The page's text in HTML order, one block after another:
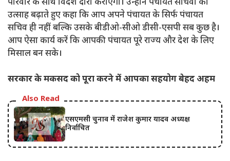
परिवार के साथ विदेश दौरा कराएगी। उन्होंने पंचायत सचिवों का
उत्साह बढ़ाते हुए कहा कि आप अपने पंचायत के सिर्फ पंचायत
सचिव ही नहीं बल्कि उसके बीडीओ-सीओ डीसी-एसपी सब कुछ है।
आप ऐसा कार्य करें कि आपकी पंचायत पूरे राज्य और देश के लिए
मिसाल बन सके।
सरकार के मकसद को पूरा करने में आपका सहयोग बेहद अहम
Also Read
एसएमसी चुनाव में राजेश कुमार यादव अध्यक्ष
निर्वाचित